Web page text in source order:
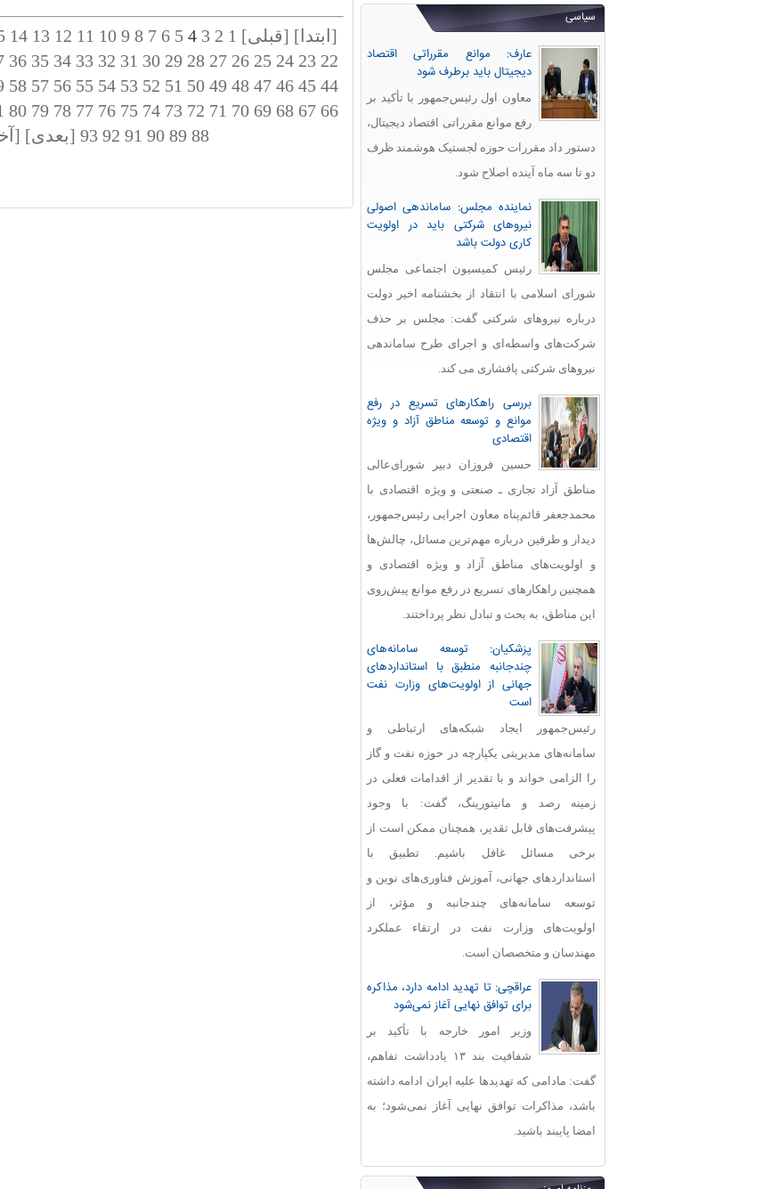
سیاسی
عارف: موانع مقرراتی اقتصاد
دیجیتال باید برطرف شود
معاون اول رئیس‌جمهور با تأکید بر
رفع موانع مقرراتی اقتصاد دیجیتال،
دستور داد مقررات حوزه لجستیک هوشمند ظرف
دو تا سه ماه آینده اصلاح شود.
نماینده مجلس: ساماندهی اصولی
نیروهای شرکتی باید در اولویت
کاری دولت باشد
رئیس کمیسیون اجتماعی مجلس
شورای اسلامی با انتقاد از بخشنامه اخیر دولت
درباره نیروهای شرکتی گفت: مجلس بر حذف
شرکت‌های واسطه‌ای و اجرای طرح ساماندهی
نیروهای شرکتی پافشاری می کند.
بررسی راهکارهای تسریع در رفع
موانع و توسعه مناطق آزاد و ویژه
اقتصادی
حسین فروزان دبیر شورای‌عالی
مناطق آزاد تجاری ـ صنعتی و ویژه اقتصادی با
محمدجعفر قائم‌پناه معاون اجرایی رئیس‌جمهور،
دیدار و طرفین درباره مهم‌ترین مسائل، چالش‌ها
و اولویت‌های مناطق آزاد و ویژه اقتصادی و
همچنین راهکارهای تسریع در رفع موانع پیش‌روی
این مناطق، به بحث و تبادل نظر پرداختند.
پزشکیان: توسعه سامانه‌های
چندجانبه منطبق با استانداردهای
جهانی از اولویت‌های وزارت نفت
است
رئیس‌جمهور ایجاد شبکه‌های ارتباطی و
سامانه‌های مدیریتی یکپارچه در حوزه نفت و گاز
را الزامی خواند و با تقدیر از اقدامات فعلی در
زمینه رصد و مانیتورینگ، گفت: با وجود
پیشرفت‌های قابل‌ تقدیر، همچنان ممکن است از
برخی مسائل غافل باشیم. تطبیق با
استانداردهای جهانی، آموزش فناوری‌های نوین و
توسعه سامانه‌های چندجانبه و مؤثر، از
اولویت‌های وزارت نفت در ارتقاء عملکرد
مهندسان و متخصصان است.
عراقچی: تا تهدید ادامه دارد، مذاکره
برای توافق نهایی آغاز نمی‌شود
وزیر امور خارجه با تأکید بر
شفافیت بند ۱۳ یادداشت تفاهم،
گفت: مادامی که تهدیدها علیه ایران ادامه داشته
باشد، مذاکرات توافق نهایی آغاز نمی‌شود؛ به
امضا پایبند باشید.
[ابتدا] [قبلی] 1
2
3
5
6
7
8
9
10
11
12
13
14
22
23
24
25
26
27
28
29
30
31
32
33
34
35
36
44
45
46
47
48
49
50
51
52
53
54
55
56
57
58
66
67
68
69
70
71
72
73
74
75
76
77
78
79
80
88
89
90
91
92
93 [بعدی]